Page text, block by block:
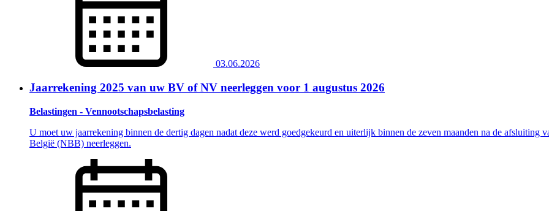
03.06.2026
Jaarrekening 2025 van uw BV of NV neerleggen voor 1 augustus 2026
Belastingen - Vennootschapsbelasting
U moet uw jaarrekening binnen de dertig dagen nadat deze werd goedgekeurd en uiterlijk binnen de zeven maanden na de afsluiting
België (NBB) neerleggen.